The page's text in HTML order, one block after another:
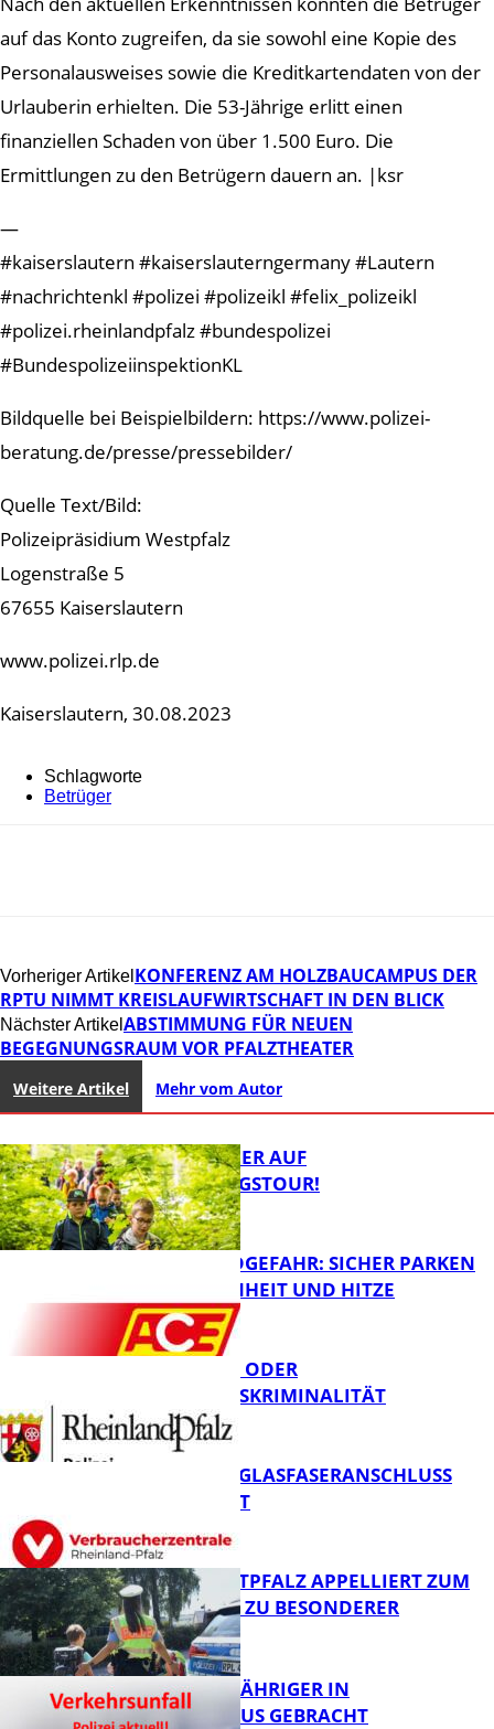
auf das Konto zugreifen, da sie sowohl eine Kopie des
Personalausweises sowie die Kreditkartendaten von der
Urlauberin erhielten. Die 53-Jährige erlitt einen
finanziellen Schaden von über 1.500 Euro. Die
Ermittlungen zu den Betrügern dauern an. |ksr
—
#kaiserslautern #kaiserslauterngermany #Lautern
#nachrichtenkl #polizei #polizeikl #felix_polizeikl
#polizei.rheinlandpfalz #bundespolizei
#BundespolizeiinspektionKL
Bildquelle bei Beispielbildern: https://www.polizei-
beratung.de/presse/pressebilder/
Quelle Text/Bild:
Polizeipräsidium Westpfalz
Logenstraße 5
67655 Kaiserslautern
www.polizei.rlp.de
Kaiserslautern, 30.08.2023
Schlagworte
Betrüger
Vorheriger Artikel KONFERENZ AM HOLZBAUCAMPUS DER
RPTU NIMMT KREISLAUFWIRTSCHAFT IN DEN BLICK
Nächster Artikel ABSTIMMUNG FÜR NEUEN
BEGEGNUNGSRAUM VOR PFALZTHEATER
Weitere Artikel Mehr vom Autor
MIT DEM JÄGER AUF
ENTDECKUNGSTOUR!
FB News
WALDBRANDGEFAHR: SICHER PARKEN
BEI TROCKENHEIT UND HITZE
Polizei
CYBERCRIME ODER
WIRTSCHAFTSKRIMINALITÄT
FB News
WARUM EIN GLASFASERANSCHLUSS
SINNVOLL IST
POLIZEI WESTPFALZ APPELLIERT ZUM
SCHULSTART ZU BESONDERER
VORSICHT
UNFALL: 58-JÄHRIGER IN
KRANKENHAUS GEBRACHT